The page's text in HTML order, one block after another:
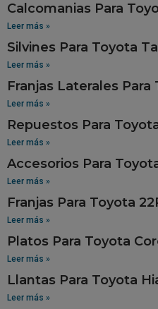
Calcomanias Para
Leer más »
Silvines Para Toyota
Leer más »
Franjas Laterales Para
Leer más »
Repuestos Para
Leer más »
Accesorios Para
Leer más »
Franjas Para Toyota
Leer más »
Platos Para Toyota
Leer más »
Llantas Para Toyota
Leer más »